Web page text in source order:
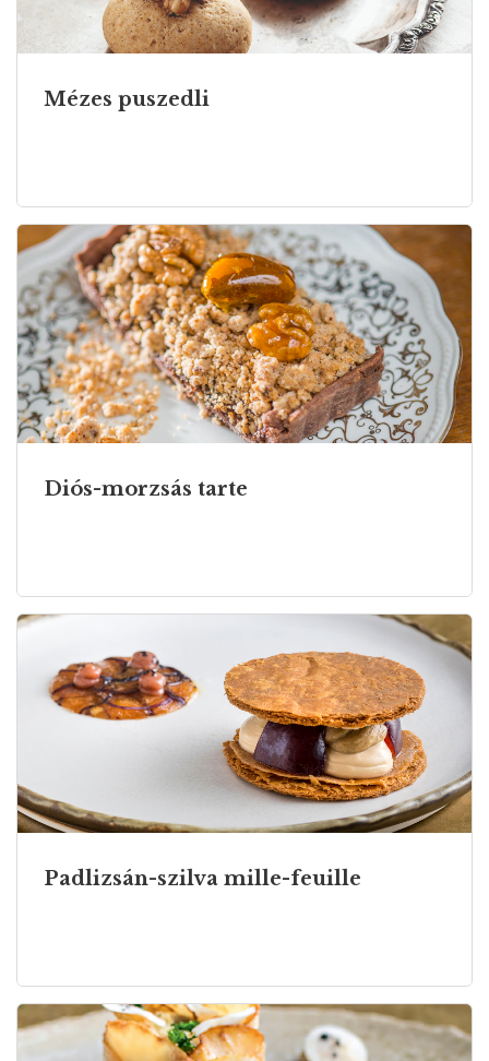
Mézes puszedli
Diós-morzsás tarte
Padlizsán-szilva mille-feuille